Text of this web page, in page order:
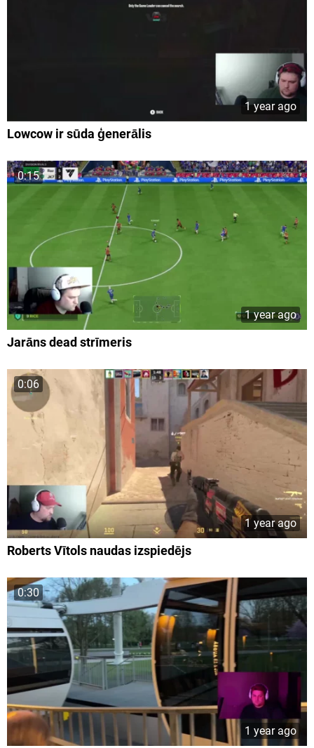
1 year ago
Lowcow ir sūda ģenerālis
0:15
1 year ago
Jarāns dead strīmeris
0:06
1 year ago
Roberts Vītols naudas izspiedējs
0:30
1 year ago